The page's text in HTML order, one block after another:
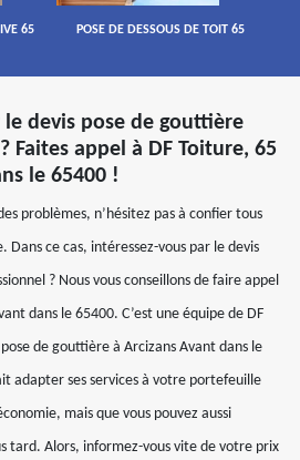
65 POSE DE DESSOUS DE TOIT 65
le devis pose de gouttière
Faites appel à DF Toiture, 65
le 65400 !
problèmes, n’hésitez pas à confier tous
Dans ce cas, intéressez-vous par le devis
? Nous vous conseillons de faire appel
dans le 65400. C’est une équipe de DF
de gouttière à Arcizans Avant dans le
adapter ses services à votre portefeuille
mais que vous pouvez aussi
tard. Alors, informez-vous vite de votre prix